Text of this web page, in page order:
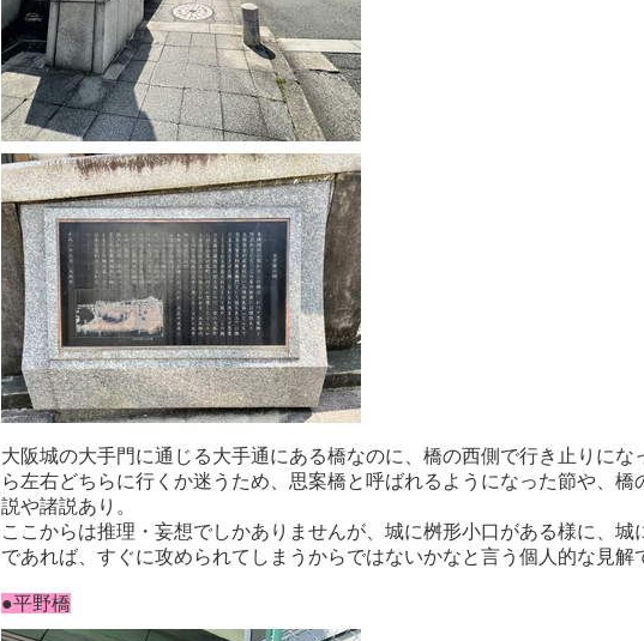
大阪城の大手門に通じる大手通にある橋なのに、橋の西側で行き止りにな
ら左右どちらに行くか迷うため、思案橋と呼ばれるようになった節や、橋
説や諸説あり。
ここからは推理・妄想でしかありませんが、城に桝形小口がある様に、城
であれば、すぐに攻められてしまうからではないかなと言う個人的な見解
●平野橋